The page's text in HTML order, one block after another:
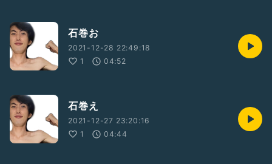
石巻お
2021-12-28 22:49:18
1
04:52
石巻え
2021-12-27 23:20:16
1
04:44